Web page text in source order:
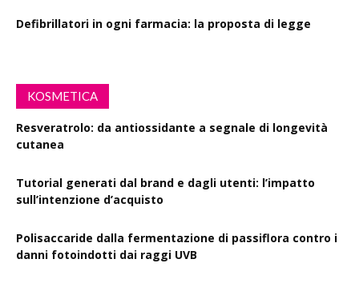
Defibrillatori in ogni farmacia: la proposta di legge
KOSMETICA
Resveratrolo: da antiossidante a segnale di longevità
cutanea
Tutorial generati dal brand e dagli utenti: l’impatto
sull’intenzione d’acquisto
Polisaccaride dalla fermentazione di passiflora contro i
danni fotoindotti dai raggi UVB